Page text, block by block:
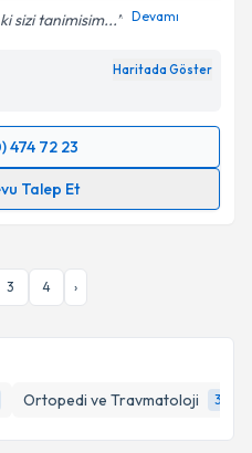
Ortopedi ve Travmatoloji 32
sizi tanimisim... Devamı
Haritada Göster
474 72 23
Talep Et
posta ile bilgilendireceğiz.
3 4 ›